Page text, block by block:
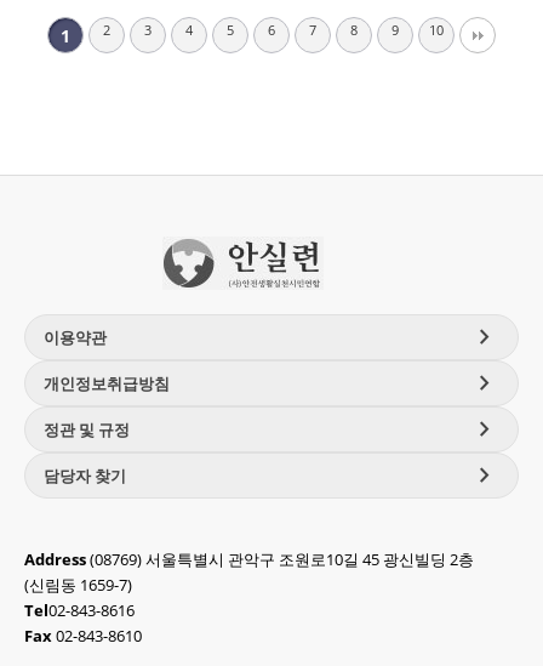
1 2 3 4 5 6 7 8 9 10
이용약관 chevron_right
개인정보취급방침 chevron_right
정관 및 규정 chevron_right
담당자 찾기 chevron_right
Address(08769) 서울특별시 관악구 조원로10길 45 광신빌딩 2층
(신림동 1659-7)
Tel02-843-8616
Fax02-843-8610